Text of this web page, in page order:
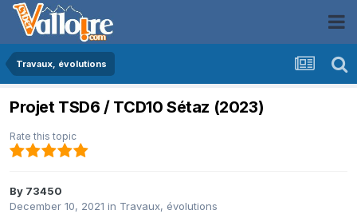
Travaux, évolutions
Projet TSD6 / TCD10 Sétaz (2023)
Rate this topic
By 73450
December 10, 2021 in Travaux, évolutions